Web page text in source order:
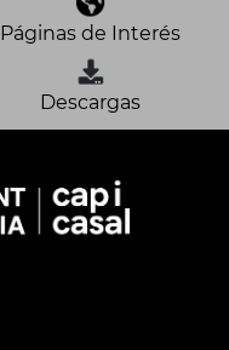
Páginas de Interés
Descargas